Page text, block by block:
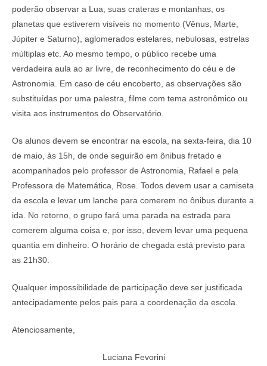
poderão observar a Lua, suas crateras e montanhas, os
planetas que estiverem visíveis no momento (Vênus, Marte,
Júpiter e Saturno), aglomerados estelares, nebulosas, estrelas
múltiplas etc. Ao mesmo tempo, o público recebe uma
verdadeira aula ao ar livre, de reconhecimento do céu e de
Astronomia. Em caso de céu encoberto, as observações são
substituídas por uma palestra, filme com tema astronômico ou
visita aos instrumentos do Observatório.
Os alunos devem se encontrar na escola, na sexta-feira, dia 10
de maio, às 15h, de onde seguirão em ônibus fretado e
acompanhados pelo professor de Astronomia, Rafael e pela
Professora de Matemática, Rose. Todos devem usar a camiseta
da escola e levar um lanche para comerem no ônibus durante a
ida. No retorno, o grupo fará uma parada na estrada para
comerem alguma coisa e, por isso, devem levar uma pequena
quantia em dinheiro. O horário de chegada está previsto para
as 21h30.
Qualquer impossibilidade de participação deve ser justificada
antecipadamente pelos pais para a coordenação da escola.
Atenciosamente,
Luciana Fevorini